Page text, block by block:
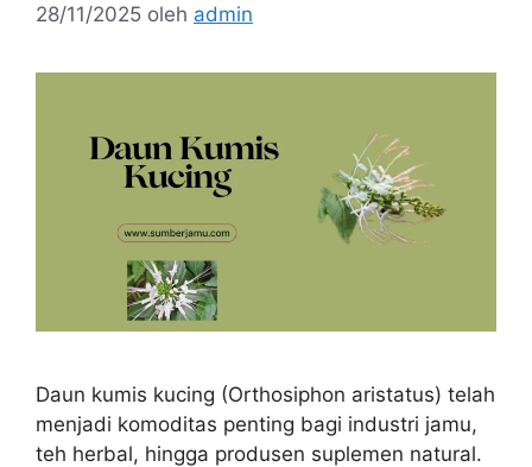
28/11/2025 oleh admin
Daun kumis kucing (Orthosiphon aristatus) telah
menjadi komoditas penting bagi industri jamu,
teh herbal, hingga produsen suplemen natural.